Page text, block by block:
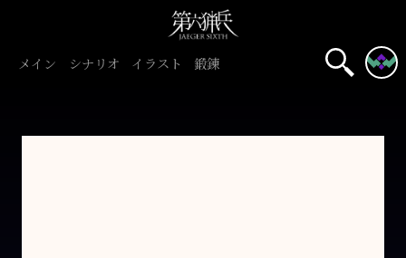
メイン シナリオ イラスト 鍛錬